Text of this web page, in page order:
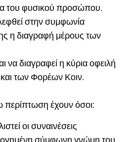
του φυσικού προσώπου.
στην συμφωνία
η διαγραφή μέρους των
να διαγραφεί η κύρια οφειλή
των Φορέων Κοιν.
περίπτωση έχουν όσοι:
οι συναινέσεις
σύμφωνη γνώμη του